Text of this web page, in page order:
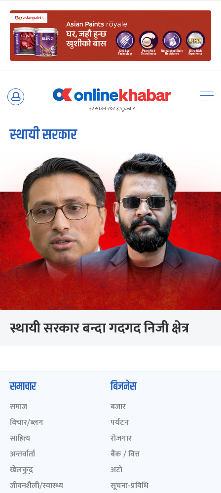
Skip
२२ साउन २०८३, शुक्रबार
स्थायी सरकार
स्थायी सरकार बन्दा गदगद निजी क्षेत्र
समाचार
समाज
विचार/ब्लग
साहित्य
अन्तर्वार्ता
खेलकुद़़
जीवनशैली/स्वास्थ्य
बिजनेस
बजार
पर्यटन
रोजगार
बैंक / वित्त
अटो
सूचना-प्रविधि